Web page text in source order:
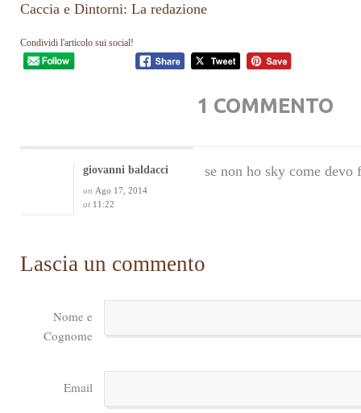
Caccia e Dintorni: La redazione
Condividi l'articolo sui social!
1 COMMENTO
giovanni baldacci
on Ago 17, 2014
at 11:22
se non ho sky come devo
Lascia un commento
Nome e
Cognome
Email